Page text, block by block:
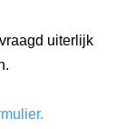
uiterlijk